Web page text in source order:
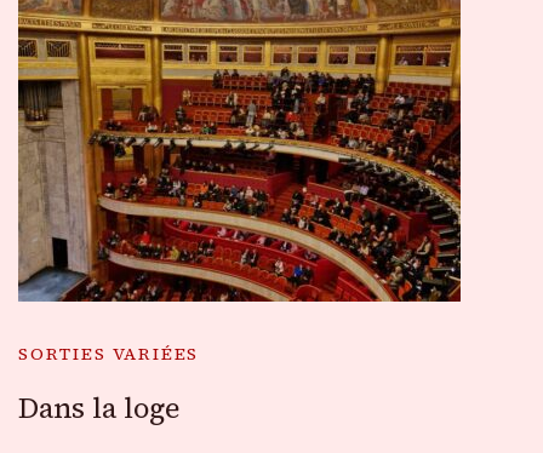
SORTIES VARIÉES
Dans la loge